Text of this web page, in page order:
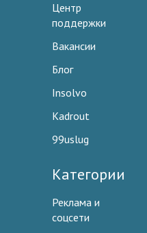
Центр
поддержки
Вакансии
Блог
Insolvo
Kadrout
99uslug
Категории
Реклама и
соцсети